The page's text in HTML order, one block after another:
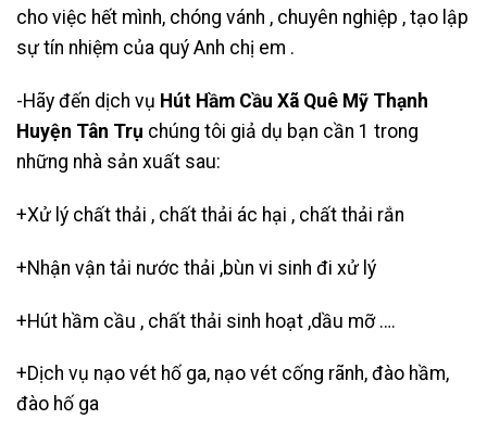
cho việc hết mình, chóng vánh , chuyên nghiệp , tạo lập
sự tín nhiệm của quý Anh chị em .
-Hãy đến dịch vụ Hút Hầm Cầu Xã Quê Mỹ Thạnh
Huyện Tân Trụ chúng tôi giả dụ bạn cần 1 trong
những nhà sản xuất sau:
+Xử lý chất thải , chất thải ác hại , chất thải rắn
+Nhận vận tải nước thải ,bùn vi sinh đi xử lý
+Hút hầm cầu , chất thải sinh hoạt ,dầu mỡ ….
+Dịch vụ nạo vét hố ga, nạo vét cống rãnh, đào hầm,
đào hố ga